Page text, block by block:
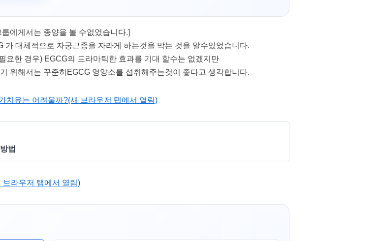
에게서는 종양을 볼 수없었습니다.]
대체적으로 자궁근종을 자라게 하는것을 막는 것을 알수있었습니다.
요한 경우) EGCG의 드라마틱한 효과를 기대 할수는 없겠지만
위해서는 꾸준히EGCG 영양소를 섭취해주는것이 좋다고 생각합니다.
치유는 어려울까?(새 브라우저 탭에서 열림)
법
라우저 탭에서 열림)